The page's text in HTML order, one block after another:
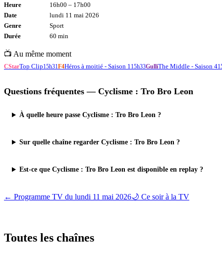
Heure
16h00 – 17h00
Date
lundi 11 mai 2026
Genre
Sport
Durée
60 min
📺 Au même moment
CStarTop Clip15h31F4Héros à moitié - Saison 115h33GulliThe Middle - Saison 4
Questions fréquentes — Cyclisme : Tro Bro Leon
À quelle heure passe Cyclisme : Tro Bro Leon ?
Sur quelle chaîne regarder Cyclisme : Tro Bro Leon ?
Est-ce que Cyclisme : Tro Bro Leon est disponible en replay ?
← Programme TV du lundi 11 mai 2026🌙 Ce soir à la TV
Toutes les chaînes